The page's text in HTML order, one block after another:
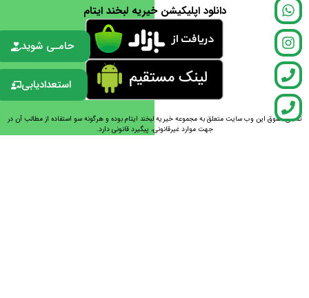
دانلود اپلیکیشن خیریه لبخند ایتام
تمامی حقوق این وب سایت متعلق به مجموعه خیریه لبخند ایتام بوده و هرگونه سو استفاده از مطالب آن در
جهت موارد غیرقانونی، پیگیرد قانونی دارد.
استعدادیابی
حامـی شوید